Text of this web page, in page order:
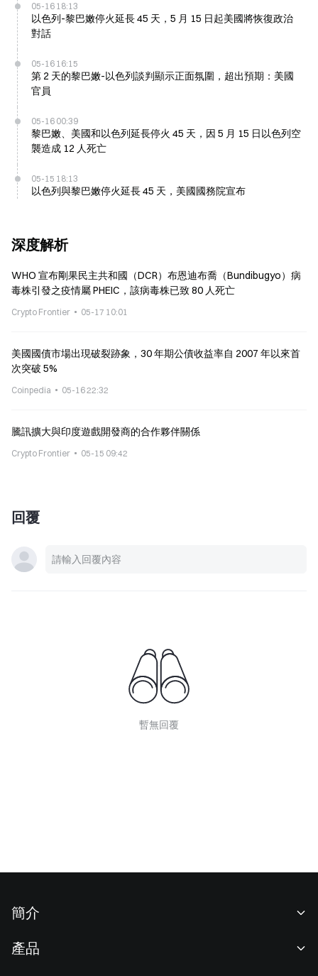
05-16 18:13
以色列-黎巴嫩停火延長 45 天，5 月 15 日起美國將恢復政治
對話
05-16 16:15
第 2 天的黎巴嫩-以色列談判顯示正面氛圍，超出預期：美國
官員
05-16 00:39
黎巴嫩、美國和以色列延長停火 45 天，因 5 月 15 日以色列空
襲造成 12 人死亡
05-15 18:13
以色列與黎巴嫩停火延長 45 天，美國國務院宣布
深度解析
WHO 宣布剛果民主共和國（DCR）布恩迪布喬（Bundibugyo）病
毒株引發之疫情屬 PHEIC，該病毒株已致 80 人死亡
Crypto Frontier 05-17 10:01
美國國債市場出現破裂跡象，30 年期公債收益率自 2007 年以來首
次突破 5%
Coinpedia 05-16 22:32
騰訊擴大與印度遊戲開發商的合作夥伴關係
Crypto Frontier 05-15 09:42
回覆
暫無回覆
簡介
產品